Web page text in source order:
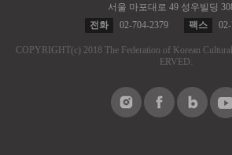
서울 마포대로 49 성우빌딩
전화
02-704-2379 팩스
COPYRIGHT(c) 2018 The Federation of Korean Cultural
ERVED.